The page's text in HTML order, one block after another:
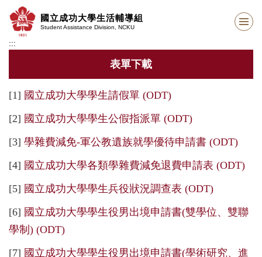
到
要
區
國立成功大學生活輔導組
Student Assistance Division, NCKU
:::
表單下載
[1] 國立成功大學學生請假單 (ODT)
[2] 國立成功大學學生公假指派單 (ODT)
[3] 學雜費減免-軍公教遺族就學優待申請書 (ODT)
[4] 國立成功大學各類學雜費減免退費申請表 (ODT)
[5] 國立成功大學學生兵役狀況調查表 (ODT)
[6] 國立成功大學學生役男出境申請書(雙學位、雙聯
學制) (ODT)
[7] 國立成功大學學生役男出境申請書(學術研究、進